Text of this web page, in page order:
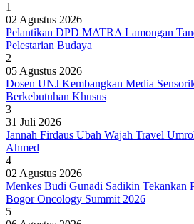
1
02 Agustus 2026
Pelantikan DPD MATRA Lamongan
Pelestarian Budaya
2
05 Agustus 2026
Dosen UNJ Kembangkan Media
Berkebutuhan Khusus
3
31 Juli 2026
Jannah Firdaus Ubah Wajah Travel
Ahmed
4
02 Agustus 2026
Menkes Budi Gunadi Sadikin Tekankan
Bogor Oncology Summit 2026
5